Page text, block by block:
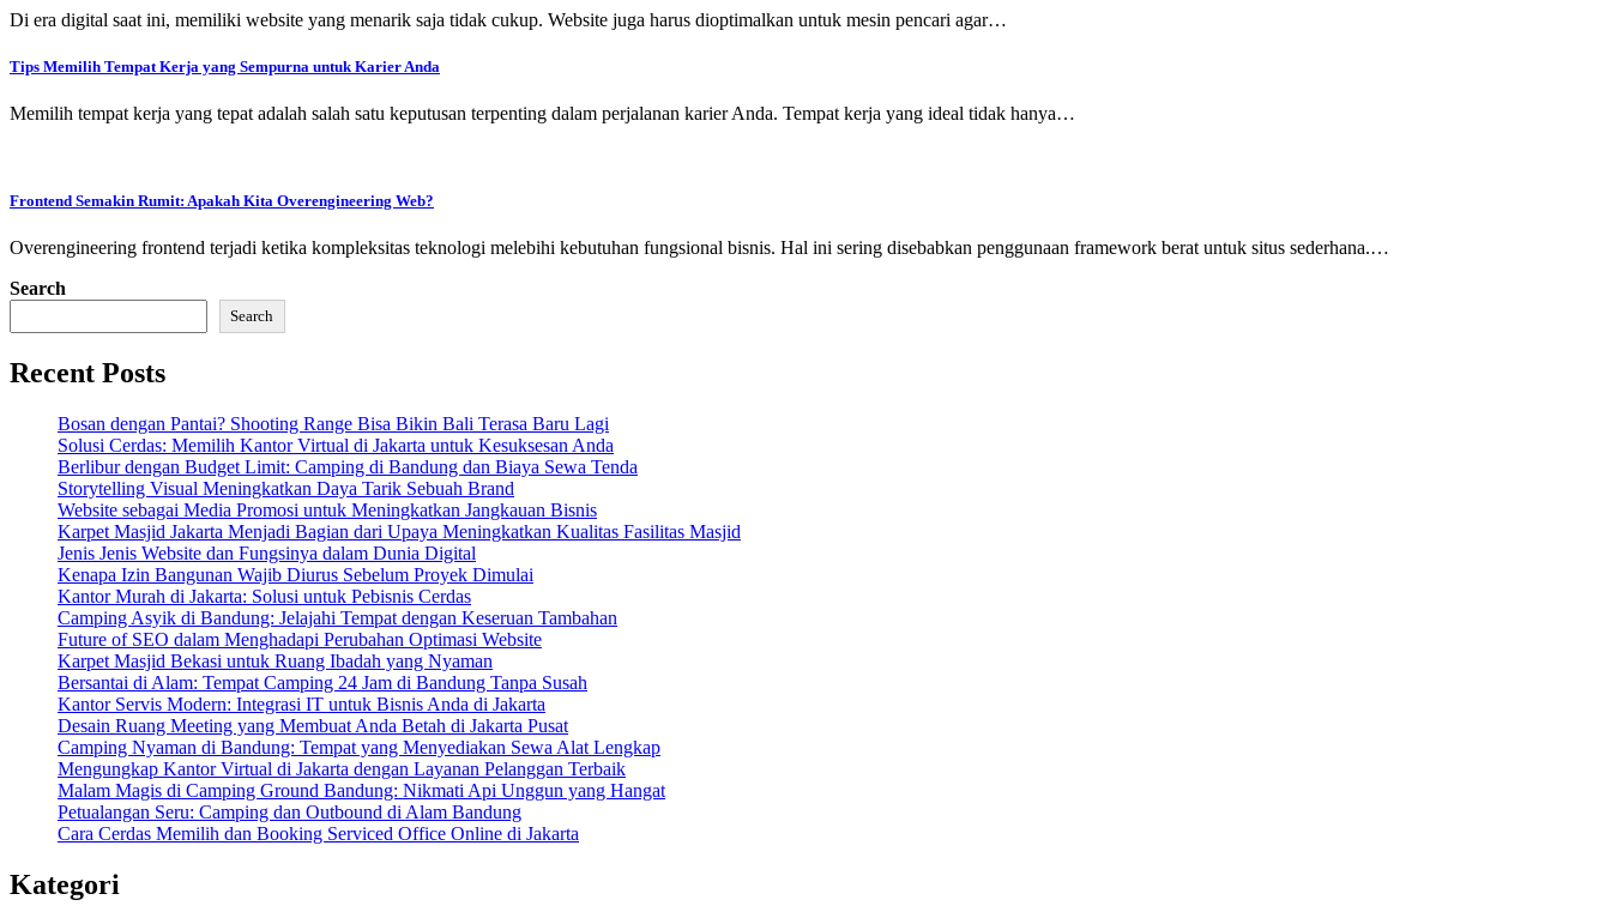
Di era digital saat ini, memiliki website yang menarik saja tidak cukup. Website juga harus dioptimalkan untuk mesin pencari agar…
Tips Memilih Tempat Kerja yang Sempurna untuk Karier Anda
Memilih tempat kerja yang tepat adalah salah satu keputusan terpenting dalam perjalanan karier Anda. Tempat kerja yang ideal tidak hanya…
Frontend Semakin Rumit: Apakah Kita Overengineering Web?
Overengineering frontend terjadi ketika kompleksitas teknologi melebihi kebutuhan fungsional bisnis. Hal ini sering disebabkan penggunaan framework berat untuk situs sederhana.…
Search
Search
Recent Posts
Bosan dengan Pantai? Shooting Range Bisa Bikin Bali Terasa Baru Lagi
Solusi Cerdas: Memilih Kantor Virtual di Jakarta untuk Kesuksesan Anda
Berlibur dengan Budget Limit: Camping di Bandung dan Biaya Sewa Tenda
Storytelling Visual Meningkatkan Daya Tarik Sebuah Brand
Website sebagai Media Promosi untuk Meningkatkan Jangkauan Bisnis
Karpet Masjid Jakarta Menjadi Bagian dari Upaya Meningkatkan Kualitas Fasilitas Masjid
Jenis Jenis Website dan Fungsinya dalam Dunia Digital
Kenapa Izin Bangunan Wajib Diurus Sebelum Proyek Dimulai
Kantor Murah di Jakarta: Solusi untuk Pebisnis Cerdas
Camping Asyik di Bandung: Jelajahi Tempat dengan Keseruan Tambahan
Future of SEO dalam Menghadapi Perubahan Optimasi Website
Karpet Masjid Bekasi untuk Ruang Ibadah yang Nyaman
Bersantai di Alam: Tempat Camping 24 Jam di Bandung Tanpa Susah
Kantor Servis Modern: Integrasi IT untuk Bisnis Anda di Jakarta
Desain Ruang Meeting yang Membuat Anda Betah di Jakarta Pusat
Camping Nyaman di Bandung: Tempat yang Menyediakan Sewa Alat Lengkap
Mengungkap Kantor Virtual di Jakarta dengan Layanan Pelanggan Terbaik
Malam Magis di Camping Ground Bandung: Nikmati Api Unggun yang Hangat
Petualangan Seru: Camping dan Outbound di Alam Bandung
Cara Cerdas Memilih dan Booking Serviced Office Online di Jakarta
Kategori